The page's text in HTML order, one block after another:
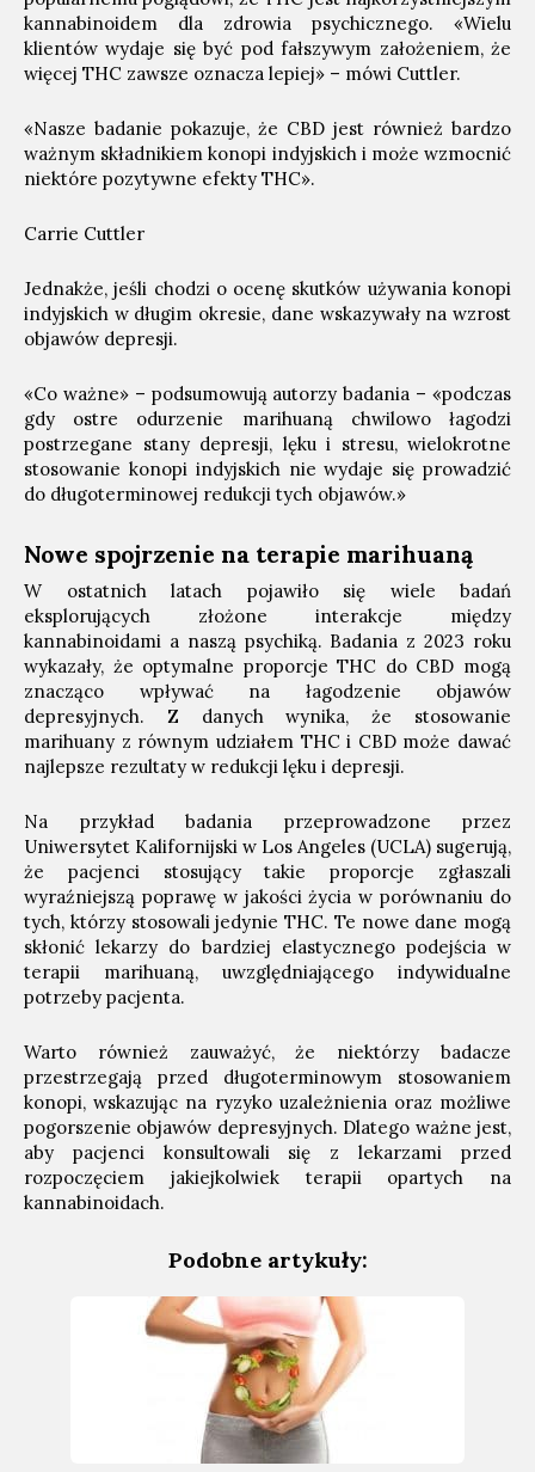
kannabinoidem dla zdrowia psychicznego. «Wielu
klientów wydaje się być pod fałszywym założeniem, że
więcej THC zawsze oznacza lepiej» – mówi Cuttler.
«Nasze badanie pokazuje, że CBD jest również bardzo
ważnym składnikiem konopi indyjskich i może wzmocnić
niektóre pozytywne efekty THC».
Carrie Cuttler
Jednakże, jeśli chodzi o ocenę skutków używania konopi
indyjskich w długim okresie, dane wskazywały na wzrost
objawów depresji.
«Co ważne» – podsumowują autorzy badania – «podczas
gdy ostre odurzenie marihuaną chwilowo łagodzi
postrzegane stany depresji, lęku i stresu, wielokrotne
stosowanie konopi indyjskich nie wydaje się prowadzić
do długoterminowej redukcji tych objawów.»
Nowe spojrzenie na terapie marihuaną
W ostatnich latach pojawiło się wiele badań
eksplorujących złożone interakcje między
kannabinoidami a naszą psychiką. Badania z 2023 roku
wykazały, że optymalne proporcje THC do CBD mogą
znacząco wpływać na łagodzenie objawów
depresyjnych. Z danych wynika, że stosowanie
marihuany z równym udziałem THC i CBD może dawać
najlepsze rezultaty w redukcji lęku i depresji.
Na przykład badania przeprowadzone przez
Uniwersytet Kalifornijski w Los Angeles (UCLA) sugerują,
że pacjenci stosujący takie proporcje zgłaszali
wyraźniejszą poprawę w jakości życia w porównaniu do
tych, którzy stosowali jedynie THC. Te nowe dane mogą
skłonić lekarzy do bardziej elastycznego podejścia w
terapii marihuaną, uwzględniającego indywidualne
potrzeby pacjenta.
Warto również zauważyć, że niektórzy badacze
przestrzegają przed długoterminowym stosowaniem
konopi, wskazując na ryzyko uzależnienia oraz możliwe
pogorszenie objawów depresyjnych. Dlatego ważne jest,
aby pacjenci konsultowali się z lekarzami przed
rozpoczęciem jakiejkolwiek terapii opartych na
kannabinoidach.
Podobne artykuły: